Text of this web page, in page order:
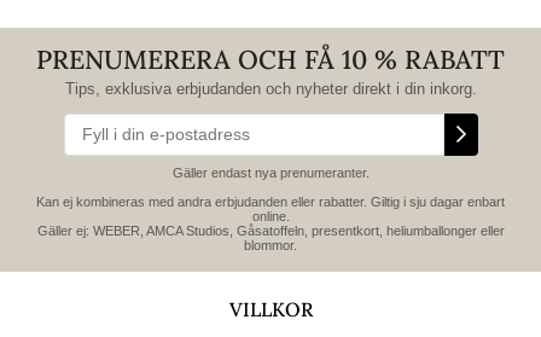
PRENUMERERA OCH FÅ 10 % RABATT
Tips, exklusiva erbjudanden och nyheter direkt i din inkorg.
Gäller endast nya prenumeranter.
Kan ej kombineras med andra erbjudanden eller rabatter. Giltig i sju dagar enbart
online.
Gäller ej: WEBER, AMCA Studios, Gåsatoffeln, presentkort, heliumballonger eller
blommor.
VILLKOR